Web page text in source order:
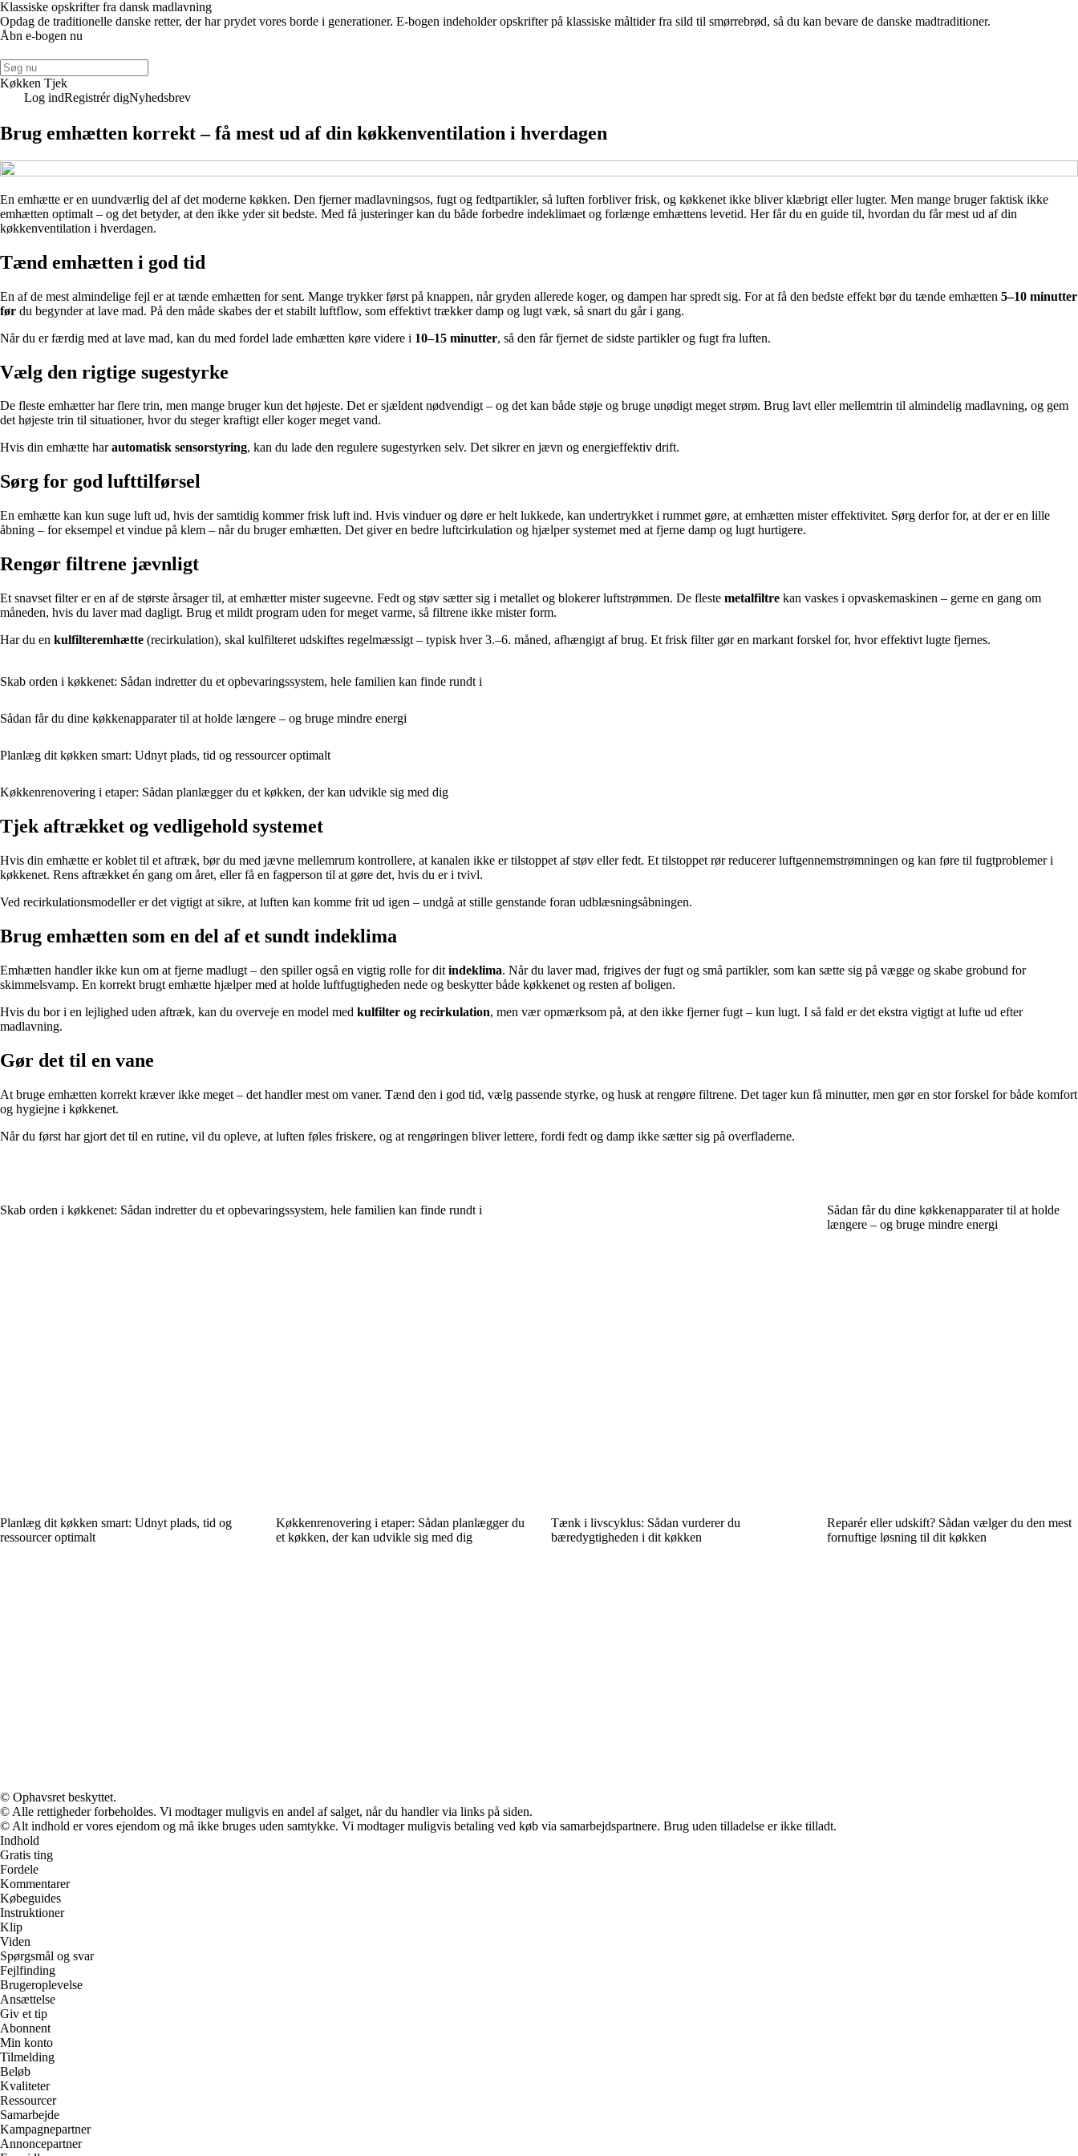
Klassiske opskrifter fra dansk madlavning
Opdag de traditionelle danske retter, der har prydet vores borde i generationer. E-bogen indeholder opskrifter på klassiske måltider fra sild til smørrebrød, så du kan bevare de danske madtraditioner.
Åbn e-bogen nu
Køkken Tjek
Log indRegistrér digNyhedsbrev
Brug emhætten korrekt – få mest ud af din køkkenventilation i hverdagen
En emhætte er en uundværlig del af det moderne køkken. Den fjerner madlavningsos, fugt og fedtpartikler, så luften forbliver frisk, og køkkenet ikke bliver klæbrigt eller lugter. Men mange bruger faktisk ikke
emhætten optimalt – og det betyder, at den ikke yder sit bedste. Med få justeringer kan du både forbedre indeklimaet og forlænge emhættens levetid. Her får du en guide til, hvordan du får mest ud af din
køkkenventilation i hverdagen.
Tænd emhætten i god tid
En af de mest almindelige fejl er at tænde emhætten for sent. Mange trykker først på knappen, når gryden allerede koger, og dampen har spredt sig. For at få den bedste effekt bør du tænde emhætten 5–10 minutter
før du begynder at lave mad. På den måde skabes der et stabilt luftflow, som effektivt trækker damp og lugt væk, så snart du går i gang.
Når du er færdig med at lave mad, kan du med fordel lade emhætten køre videre i 10–15 minutter, så den får fjernet de sidste partikler og fugt fra luften.
Vælg den rigtige sugestyrke
De fleste emhætter har flere trin, men mange bruger kun det højeste. Det er sjældent nødvendigt – og det kan både støje og bruge unødigt meget strøm. Brug lavt eller mellemtrin til almindelig madlavning, og gem
det højeste trin til situationer, hvor du steger kraftigt eller koger meget vand.
Hvis din emhætte harautomatisk sensorstyring, kan du lade den regulere sugestyrken selv. Det sikrer en jævn og energieffektiv drift.
Sørg for god lufttilførsel
En emhætte kan kun suge luft ud, hvis der samtidig kommer frisk luft ind. Hvis vinduer og døre er helt lukkede, kan undertrykket i rummet gøre, at emhætten mister effektivitet. Sørg derfor for, at der er en lille
åbning – for eksempel et vindue på klem – når du bruger emhætten. Det giver en bedre luftcirkulation og hjælper systemet med at fjerne damp og lugt hurtigere.
Rengør filtrene jævnligt
Et snavset filter er en af de største årsager til, at emhætter mister sugeevne. Fedt og støv sætter sig i metallet og blokerer luftstrømmen. De fleste metalfiltre kan vaskes i opvaskemaskinen – gerne en gang om
måneden, hvis du laver mad dagligt. Brug et mildt program uden for meget varme, så filtrene ikke mister form.
Har du en kulfilteremhætte (recirkulation), skal kulfilteret udskiftes regelmæssigt – typisk hver 3.–6. måned, afhængigt af brug. Et frisk filter gør en markant forskel for, hvor effektivt lugte fjernes.
Skab orden i køkkenet: Sådan indretter du et opbevaringssystem, hele familien kan finde rundt i
Sådan får du dine køkkenapparater til at holde længere – og bruge mindre energi
Planlæg dit køkken smart: Udnyt plads, tid og ressourcer optimalt
Køkkenrenovering i etaper: Sådan planlægger du et køkken, der kan udvikle sig med dig
Tjek aftrækket og vedligehold systemet
Hvis din emhætte er koblet til et aftræk, bør du med jævne mellemrum kontrollere, at kanalen ikke er tilstoppet af støv eller fedt. Et tilstoppet rør reducerer luftgennemstrømningen og kan føre til fugtproblemer i
køkkenet. Rens aftrækket én gang om året, eller få en fagperson til at gøre det, hvis du er i tvivl.
Ved recirkulationsmodeller er det vigtigt at sikre, at luften kan komme frit ud igen – undgå at stille genstande foran udblæsningsåbningen.
Brug emhætten som en del af et sundt indeklima
Emhætten handler ikke kun om at fjerne madlugt – den spiller også en vigtig rolle for dit indeklima. Når du laver mad, frigives der fugt og små partikler, som kan sætte sig på vægge og skabe grobund for
skimmelsvamp. En korrekt brugt emhætte hjælper med at holde luftfugtigheden nede og beskytter både køkkenet og resten af boligen.
Hvis du bor i en lejlighed uden aftræk, kan du overveje en model med kulfilter og recirkulation, men vær opmærksom på, at den ikke fjerner fugt – kun lugt. I så fald er det ekstra vigtigt at lufte ud efter
madlavning.
Gør det til en vane
At bruge emhætten korrekt kræver ikke meget – det handler mest om vaner. Tænd den i god tid, vælg passende styrke, og husk at rengøre filtrene. Det tager kun få minutter, men gør en stor forskel for både komfort
og hygiejne i køkkenet.
Når du først har gjort det til en rutine, vil du opleve, at luften føles friskere, og at rengøringen bliver lettere, fordi fedt og damp ikke sætter sig på overfladerne.
Skab orden i køkkenet: Sådan indretter du et opbevaringssystem, hele familien kan finde rundt i
Sådan får du dine køkkenapparater til at holde
længere – og bruge mindre energi
Planlæg dit køkken smart: Udnyt plads, tid og
ressourcer optimalt
Køkkenrenovering i etaper: Sådan planlægger du
et køkken, der kan udvikle sig med dig
Tænk i livscyklus: Sådan vurderer du
bæredygtigheden i dit køkken
Reparér eller udskift? Sådan vælger du den mest
fornuftige løsning til dit køkken
© Ophavsret beskyttet.
© Alle rettigheder forbeholdes. Vi modtager muligvis en andel af salget, når du handler via links på siden.
© Alt indhold er vores ejendom og må ikke bruges uden samtykke. Vi modtager muligvis betaling ved køb via samarbejdspartnere. Brug uden tilladelse er ikke tilladt.
Indhold
Gratis ting
Fordele
Kommentarer
Købeguides
Instruktioner
Klip
Viden
Spørgsmål og svar
Fejlfinding
Brugeroplevelse
Ansættelse
Giv et tip
Abonnent
Min konto
Tilmelding
Beløb
Kvaliteter
Ressourcer
Samarbejde
Kampagnepartner
Annoncepartner